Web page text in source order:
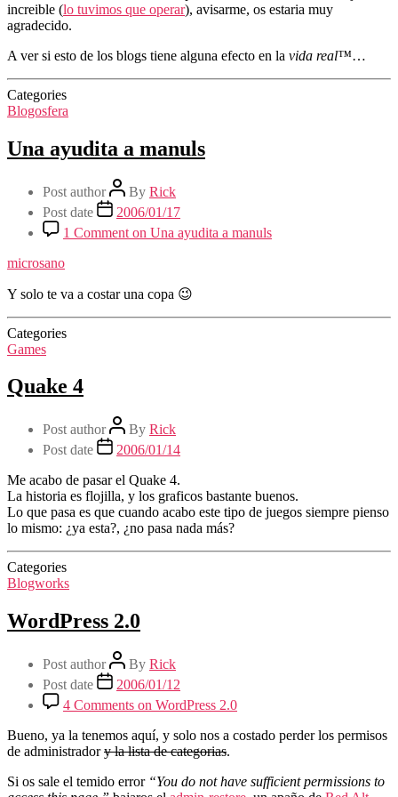
increible (lo tuvimos que operar), avisarme, os estaria muy
agradecido.
A ver si esto de los blogs tiene alguna efecto en la vida real™…
Categories
Blogosfera
Una ayudita a manuls
Post author By Rick
Post date
2006/01/17
1 Comment on Una ayudita a manuls
microsano
Y solo te va a costar una copa 😉
Categories
Games
Quake 4
Post author By Rick
Post date
2006/01/14
Me acabo de pasar el Quake 4.
La historia es flojilla, y los graficos bastante buenos.
Lo que pasa es que cuando acabo este tipo de juegos siempre pienso
lo mismo: ¿ya esta?, ¿no pasa nada más?
Categories
Blogworks
WordPress 2.0
Post author By Rick
Post date
2006/01/12
4 Comments on WordPress 2.0
Bueno, ya la tenemos aquí, y solo nos a costado perder los permisos
de administradory la lista de categorias.
Si os sale el temido error “You do not have sufficient permissions to